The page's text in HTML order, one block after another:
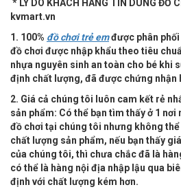
* LÝ DO KHÁCH HÀNG TIN DÙNG ĐỒ
kvmart.vn
1. 100% đồ chơi trẻ emđược phân
đồ chơi được nhập khẩu theo tiêu
nhựa nguyên sinh an toàn cho bé khi
định chất lượng, đã được chứng nhận
2. Giá cả chúng tôi luôn cam kết rẻ
sản phẩm: Có thể bạn tìm thấy ở 1
đồ chơi tại chúng tôi nhưng không
chất lượng sản phẩm, nếu bạn thấy
của chúng tôi, thì chưa chắc đã là
có thể là hàng nội địa nhập lậu qua
định với chất lượng kém hơn.